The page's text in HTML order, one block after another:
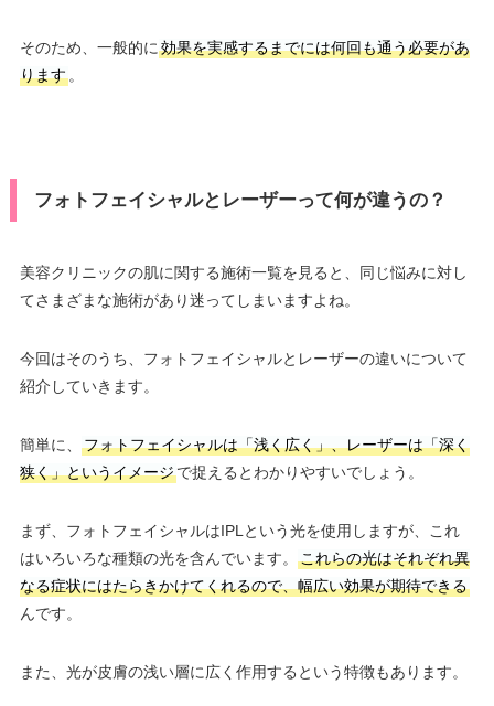
そのため、一般的に 効果を実感するまでには何回も通う必要があ
ります。
フォトフェイシャルとレーザーって何が違うの？
美容クリニックの肌に関する施術一覧を見ると、同じ悩みに対し
てさまざまな施術があり迷ってしまいますよね。
今回はそのうち、フォトフェイシャルとレーザーの違いについて
紹介していきます。
簡単に、
フォトフェイシャルは「浅く広く」、レーザーは「深く
狭く」というイメージで捉えるとわかりやすいでしょう。
まず、フォトフェイシャルはIPLという光を使用しますが、これ
はいろいろな種類の光を含んでいます。
これらの光はそれぞれ異
なる症状にはたらきかけてくれるので、幅広い効果が期待できる
んです。
また、光が皮膚の浅い層に広く作用するという特徴もあります。